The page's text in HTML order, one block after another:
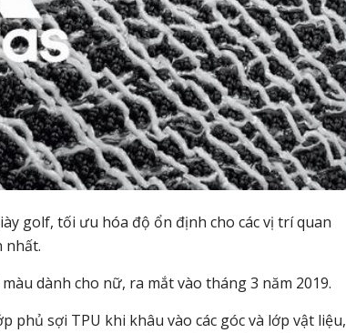
golf, tối ưu hóa độ ổn định cho các vị trí quan
nhất.
dành cho nữ, ra mắt vào tháng 3 năm 2019.
sợi TPU khi khâu vào các góc và lớp vật liệu,